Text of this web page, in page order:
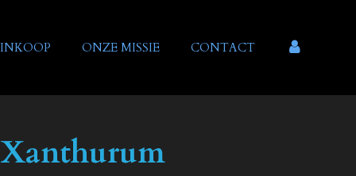
INKOOP ONZE MISSIE CONTACT